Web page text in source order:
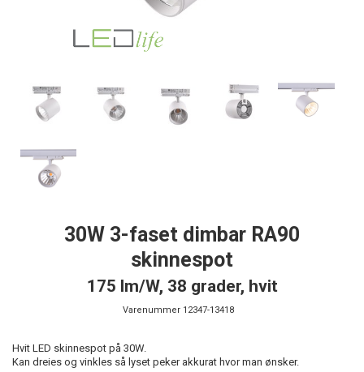
30W 3-faset dimbar RA90
skinnespot
175 lm/W, 38 grader, hvit
Varenummer 12347-13418
Hvit LED skinnespot på 30W.
Kan dreies og vinkles så lyset peker akkurat hvor man ønsker.